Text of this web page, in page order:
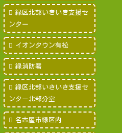
緑区北部いきいき支援セ
ンター
イオンタウン有松
緑消防署
緑区北部いきいき支援セ
ンター北部分室
名古屋市緑区内